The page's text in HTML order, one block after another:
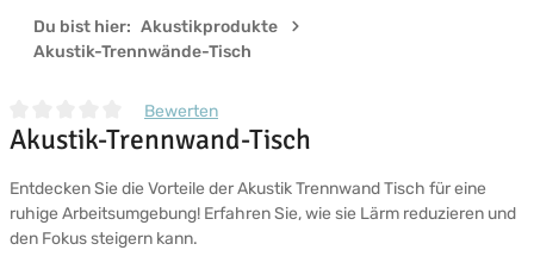
Du bist hier: Akustikprodukte
Akustik-Trennwände-Tisch
Durchschnittliche Bewertung von 0 von 5 Sternen
Bewerten
Akustik-Trennwand-Tisch
Entdecken Sie die Vorteile der Akustik Trennwand Tisch für eine
ruhige Arbeitsumgebung! Erfahren Sie, wie sie Lärm reduzieren und
den Fokus steigern kann.